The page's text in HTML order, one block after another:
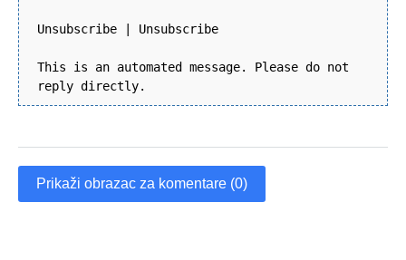
Unsubscribe | Unsubscribe
This is an automated message. Please do not
reply directly.
Prikaži obrazac za komentare (0)